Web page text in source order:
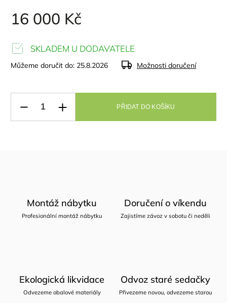
16 000 Kč
SKLADEM U DODAVATELE
Můžeme doručit do: 25.8.2026 Možnosti doručení
PŘIDAT DO KOŠÍKU
Montáž nábytku
Profesionální montáž nábytku
Doručení o víkendu
Zajistíme závoz v sobotu či neděli
Ekologická likvidace
Odvezeme obalové materiály
Odvoz staré sedačky
Přivezeme novou, odvezeme starou